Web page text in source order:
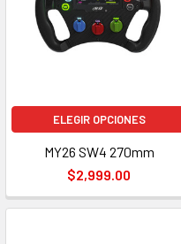
ELEGIR OPCIONES
MY26 SW4 270mm
$2,999.00